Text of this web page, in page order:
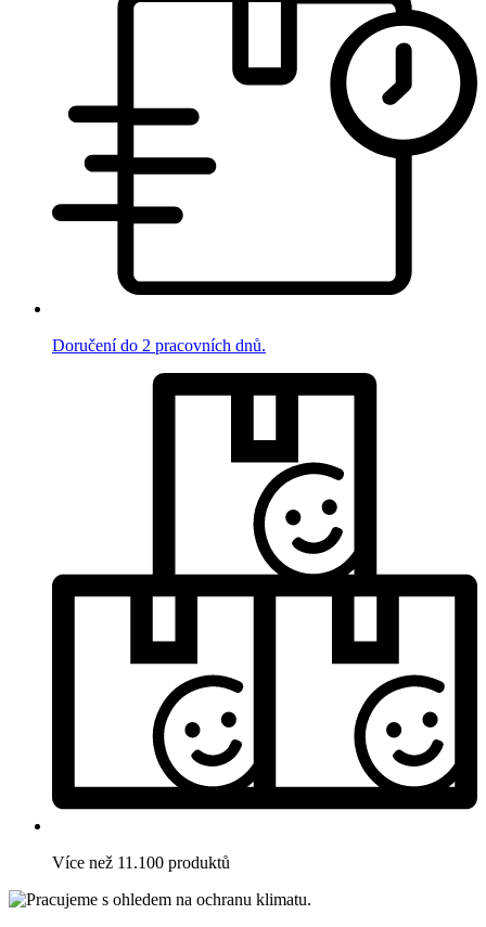
Doručení do 2 pracovních dnů.
Více než 11.100 produktů